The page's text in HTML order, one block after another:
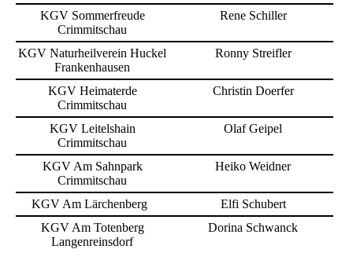
KGV Sommerfreude
Crimmitschau
Rene Schiller
KGV Naturheilverein Huckel
Frankenhausen
Ronny Streifler
KGV Heimaterde
Crimmitschau
Christin Doerfer
KGV Leitelshain
Crimmitschau
Olaf Geipel
KGV Am Sahnpark
Crimmitschau
Heiko Weidner
KGV Am Lärchenberg
Elfi Schubert
KGV Am Totenberg
Langenreinsdorf
Dorina Schwanck